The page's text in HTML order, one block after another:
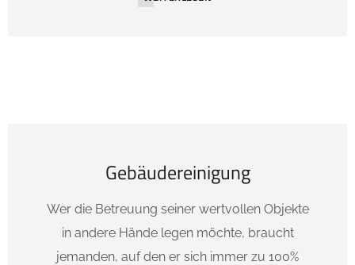
Gebäudereinigung
Wer die Betreuung seiner wertvollen Objekte
in andere Hände legen möchte, braucht
jemanden, auf den er sich immer zu 100%